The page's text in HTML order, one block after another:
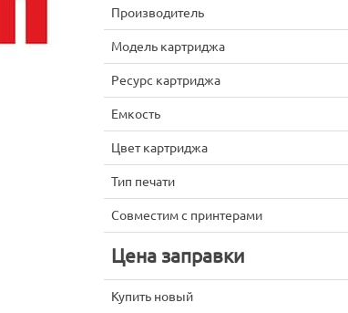
Производитель
Модель картриджа
Ресурс картриджа
Емкость
Цвет картриджа
Тип печати
Совместим с принтерами
Цена заправки
Купить новый